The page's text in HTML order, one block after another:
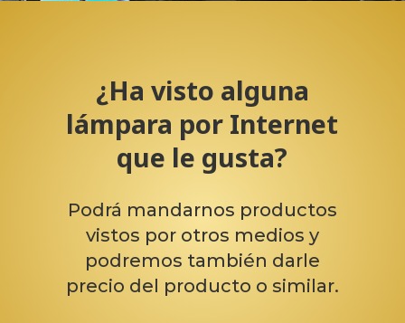
¿Ha visto alguna
lámpara por Internet
que le gusta?
Podrá mandarnos productos
vistos por otros medios y
podremos también darle
precio del producto o similar.